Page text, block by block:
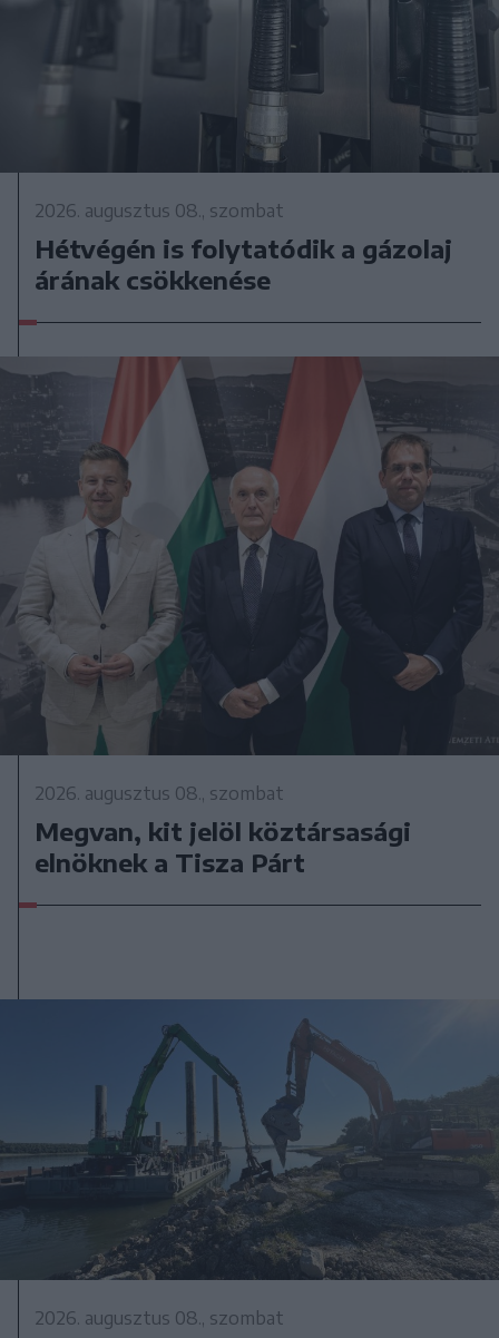
2026. augusztus 08., szombat
Hétvégén is folytatódik a gázolaj
árának csökkenése
2026. augusztus 08., szombat
Megvan, kit jelöl köztársasági
elnöknek a Tisza Párt
2026. augusztus 08., szombat